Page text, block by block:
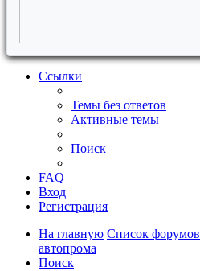
Ссылки
Темы без ответов
Активные темы
Поиск
FAQ
Вход
Регистрация
На главную Список форумов
автопрома
Поиск